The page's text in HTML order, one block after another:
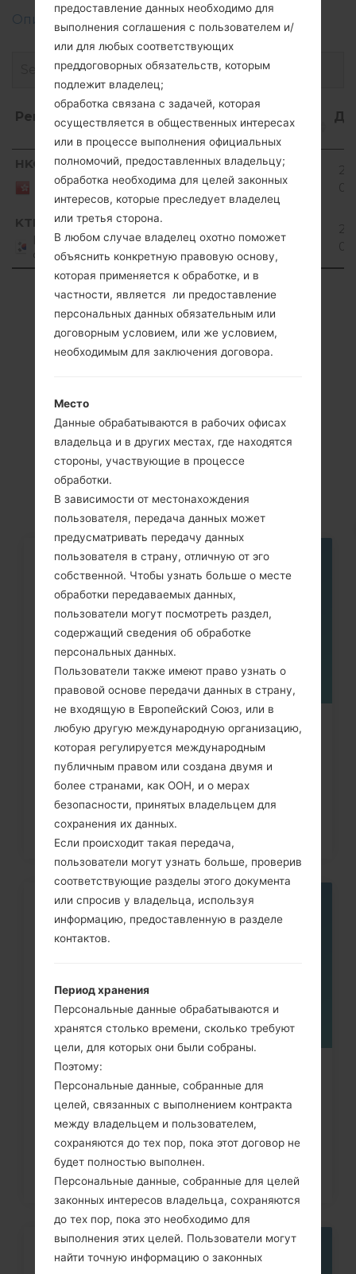
Описание регионов прошивок телефонов LG
Регион
Название
файла
ОС Размер
Регион
Название
файла
ОС Размер
HKG
HONG
KONG
F520K20G_00.kdz
Android
5.0.x
Lollipop
1.02 GiB
KTF
Republic
of Korea
F520K20G_00.kdz
5.0.x
Lollipop
1.02 GiB
Previous
Cтатьи
LGF520K(LGF520K)
akaLG AKA LTE
МАЯ
Как сделать Аппаратный сброс на
LG G3, G4, G5, G7 и...
Как удалить все данные с
телефона через код на LG G3,...
предоставление данных необходимо для
выполнения соглашения с пользователем и/
или для любых соответствующих
преддоговорных обязательств, которым
подлежит владелец;
обработка связана с задачей, которая
осуществляется в общественных интересах
или в процессе выполнения официальных
полномочий, предоставленных владельцу;
обработка необходима для целей законных
интересов, которые преследует владелец
или третья сторона.
В любом случае владелец охотно поможет
объяснить конкретную правовую основу,
которая применяется к обработке, и в
частности, является ли предоставление
персональных данных обязательным или
договорным условием, или же условием,
необходимым для заключения договора.
Место
Данные обрабатываются в рабочих офисах
владельца и в других местах, где находятся
стороны, участвующие в процессе
обработки.
В зависимости от местонахождения
пользователя, передача данных может
предусматривать передачу данных
пользователя в страну, отличную от эго
собственной. Чтобы узнать больше о месте
обработки передаваемых данных,
пользователи могут посмотреть раздел,
содержащий сведения об обработке
персональных данных.
Пользователи также имеют право узнать о
правовой основе передачи данных в страну,
не входящую в Европейский Союз, или в
любую другую международную организацию,
которая регулируется международным
публичным правом или создана двумя и
более странами, как ООН, и о мерах
безопасности, принятых владельцем для
сохранения их данных.
Если происходит такая передача,
пользователи могут узнать больше, проверив
соответствующие разделы этого документа
или спросив у владельца, используя
информацию, предоставленную в разделе
контактов.
Период хранения
Персональные данные обрабатываются и
хранятся столько времени, сколько требуют
цели, для которых они были собраны.
Поэтому:
Персональные данные, собранные для
целей, связанных с выполнением контракта
между владельцем и пользователем,
сохраняются до тех пор, пока этот договор не
будет полностью выполнен.
Персональные данные, собранные для целей
законных интересов владельца, сохраняются
до тех пор, пока это необходимо для
выполнения этих целей. Пользователи могут
найти точную информацию о законных